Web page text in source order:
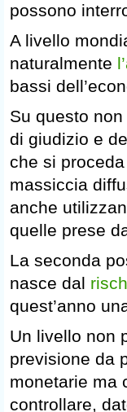
possono
A livello
naturalmente
bassi
Su questo
di giudizio e
che si
massiccia
anche
quelle prese
La seconda
nasce dal
quest’anno
Un livello non
previsione da
monetarie ma
controllare,